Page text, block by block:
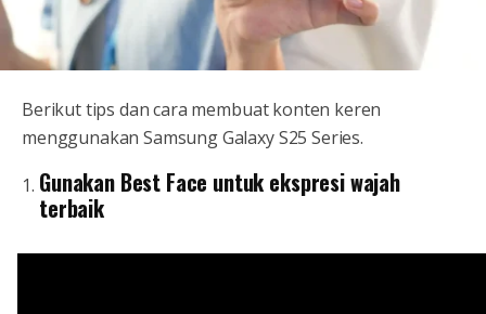
Berikut tips dan cara membuat konten keren
menggunakan Samsung Galaxy S25 Series.
Gunakan Best Face untuk ekspresi wajah
terbaik